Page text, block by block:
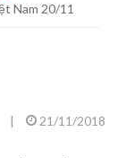
Nam 20/11
| 21/11/2018